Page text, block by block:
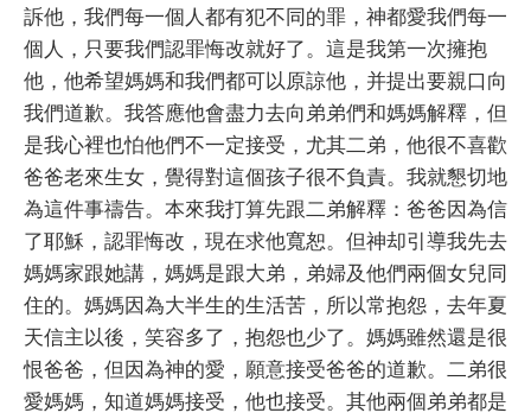
訴他，我們每一個人都有犯不同的罪，神都愛我們每一
個人，只要我們認罪悔改就好了。這是我第一次擁抱
他，他希望媽媽和我們都可以原諒他，并提出要親口向
我們道歉。我答應他會盡力去向弟弟們和媽媽解釋，但
是我心裡也怕他們不一定接受，尤其二弟，他很不喜歡
爸爸老來生女，覺得對這個孩子很不負責。我就懇切地
為這件事禱告。本來我打算先跟二弟解釋：爸爸因為信
了耶穌，認罪悔改，現在求他寬恕。但神却引導我先去
媽媽家跟她講，媽媽是跟大弟，弟婦及他們兩個女兒同
住的。媽媽因為大半生的生活苦，所以常抱怨，去年夏
天信主以後，笑容多了，抱怨也少了。媽媽雖然還是很
恨爸爸，但因為神的愛，願意接受爸爸的道歉。二弟很
愛媽媽，知道媽媽接受，他也接受。其他兩個弟弟都是